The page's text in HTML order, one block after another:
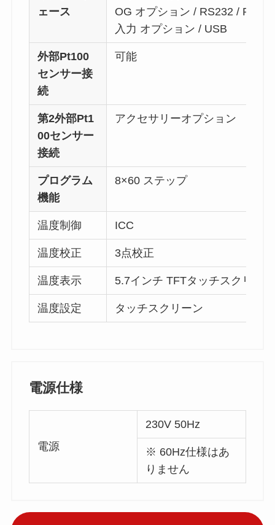
ェース
OG オプション / RS232 /
入力 オプション / USB
外部Pt100
センサー接
続
可能
第2外部Pt1
00センサー
接続
アクセサリーオプション
プログラム
機能
8×60 ステップ
温度制御 ICC
温度校正 3点校正
温度表示 5.7インチ TFTタッチスクリーン
温度設定 タッチスクリーン
電源仕様
電源
230V 50Hz
※ 60Hz仕様はあ
りません